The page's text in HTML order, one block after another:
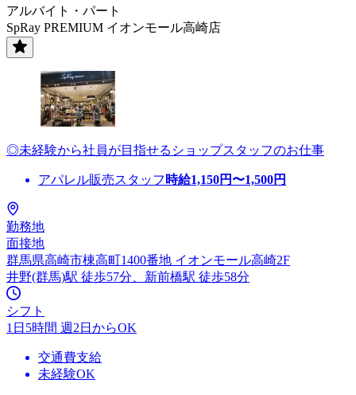
アルバイト・パート
SpRay PREMIUM イオンモール高崎店
◎未経験から社員が目指せるショップスタッフのお仕事
アパレル販売スタッフ 時給1,150円〜1,500円
勤務地
面接地
群馬県高崎市棟高町1400番地 イオンモール高崎2F
井野(群馬)駅 徒歩57分、新前橋駅 徒歩58分
シフト
1日5時間 週2日からOK
交通費支給
未経験OK